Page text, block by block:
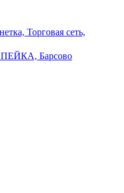
Торговая сеть,
Барсово